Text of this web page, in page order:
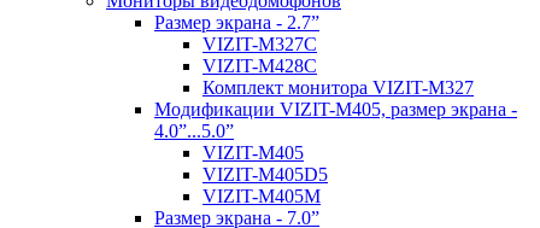
Размер экрана - 2.7”
VIZIT-M327C
VIZIT-M428C
Комплект монитора VIZIT-M327
Модификации VIZIT-M405, размер экрана -
4.0”...5.0”
VIZIT-M405
VIZIT-M405D5
VIZIT-M405М
Размер экрана - 7.0”